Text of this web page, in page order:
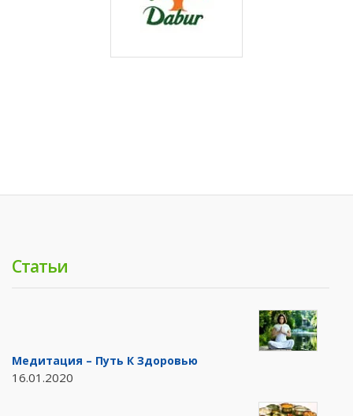
Статьи
Медитация – Путь К Здоровью
16.01.2020